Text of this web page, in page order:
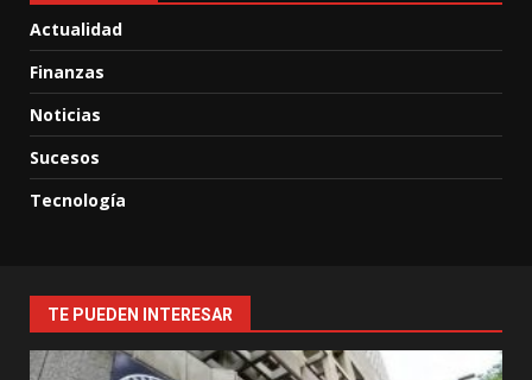
Actualidad
Finanzas
Noticias
Sucesos
Tecnología
TE PUEDEN INTERESAR